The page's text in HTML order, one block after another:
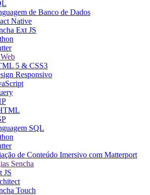
de Banco de Dados
Native
Ext JS
5 & CSS3
Responsivo
SQL
de Conteúdo Imersivo com Matterport
Sencha
JS
Touch